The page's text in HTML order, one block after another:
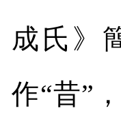
成氏》
作“昔”